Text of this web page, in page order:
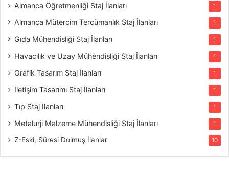
Almanca Öğretmenliği Staj İlanları 1
Almanca Mütercim Tercümanlık Staj İlanları 1
Gıda Mühendisliği Staj İlanları 1
Havacılık ve Uzay Mühendisliği Staj İlanları 1
Grafik Tasarım Staj İlanları 1
İletişim Tasarımı Staj İlanları 1
Tıp Staj İlanları 1
Metalurji Malzeme Mühendisliği Staj İlanları 1
Z-Eski, Süresi Dolmuş İlanlar 10